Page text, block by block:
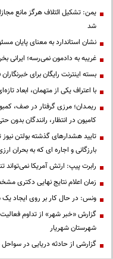
یمن: تشکیل ائتلاف هرگز مانع
شد
نشان استاندارد به معنای پایان
غریبه به دادمون نمی‌رسه؛ ایرانی
بسته اینترنت رایگان برای
با اعتراف یکی از متهمان، ابعاد
کامیون در انتظار، رانندگان
تایید هشدارهای گذشته بولتن
بارزگانی و اجاره ای که به بحران
رابرت پیپ: ارتش آمریکا نمی‌تواند
زمان اعلام نتایج نهایی دکتری
ونس: در حال کار بر روی ایجاد
گزارش «خبر شهر» از تداوم
شهرستان شهریار
گزارشی از حادثه دریایی در